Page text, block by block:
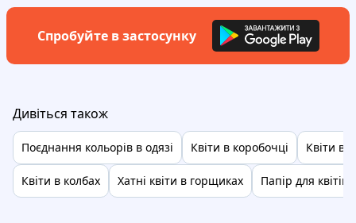
Спробуйте в застосунку
Дивіться також
Поєднання кольорів в одязі Квіти в коробочці Квіти в
Квіти в колбах Хатні квіти в горщиках Папір для квітів